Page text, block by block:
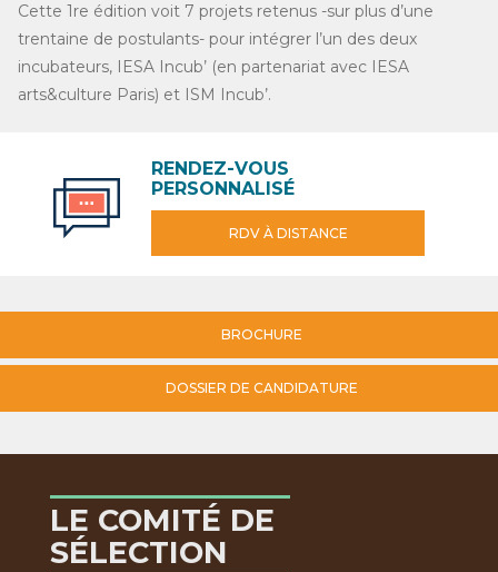
Cette 1re édition voit 7 projets retenus -sur plus d’une
trentaine de postulants- pour intégrer l’un des deux
incubateurs, IESA Incub’ (en partenariat avec IESA
arts&culture Paris) et ISM Incub’.
RENDEZ-VOUS
PERSONNALISÉ
RDV À DISTANCE
BROCHURE
DOSSIER DE CANDIDATURE
LE COMITÉ DE
SÉLECTION